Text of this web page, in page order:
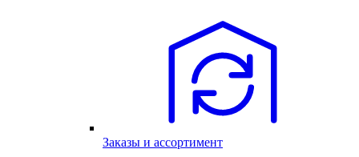
Заказы и ассортимент